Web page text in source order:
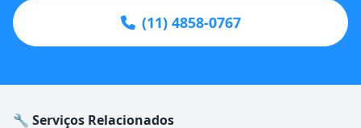
(11) 4858-0767
🔧 Serviços Relacionados